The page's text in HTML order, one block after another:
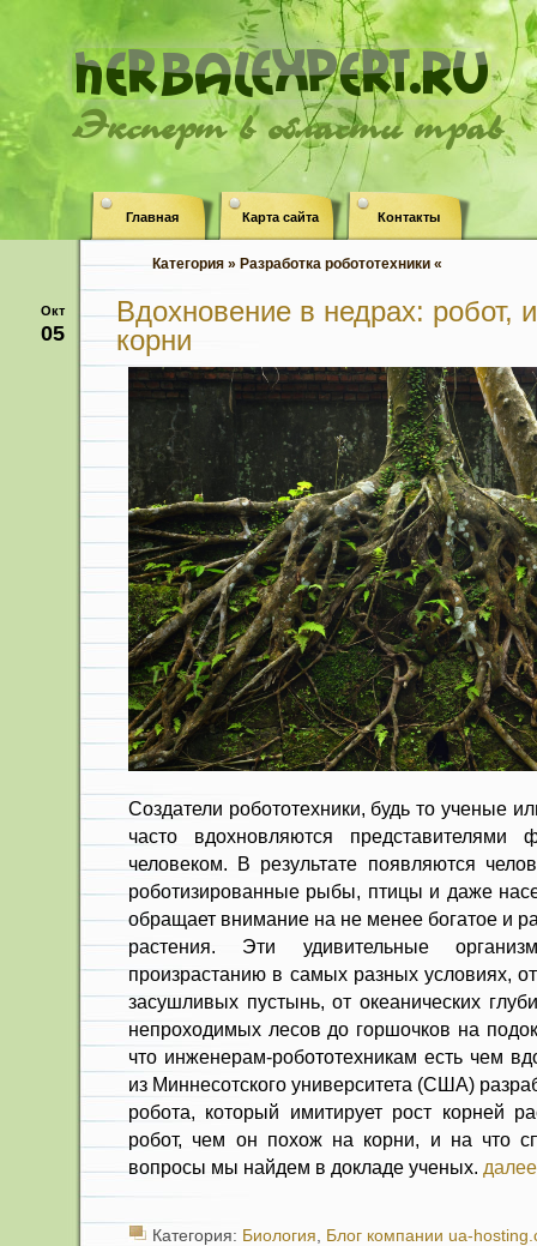
Эксперт в области трав
Главная Карта сайта Контакты
Категория » Разработка робототехники «
Окт
05
Вдохновение в недрах: робот,
корни
Создатели робототехники, будь то ученые
часто вдохновляются
человеком. В результате появляются
роботизированные рыбы, птицы и даже
обращает внимание на не менее богатое и
растения. Эти удивительные
произрастанию в самых разных условиях,
засушливых пустынь, от океанических
непроходимых лесов до горшочков на
что инженерам-робототехникам есть чем
из Миннесотского университета (США)
робота, который имитирует рост корней
робот, чем он похож на корни, и на что
вопросы мы найдем в докладе ученых.
Категория: Биология, Блог компании ua-